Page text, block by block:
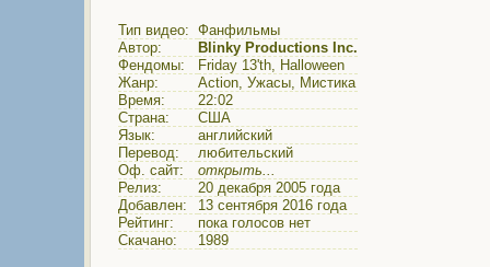
Тип видео: Фанфильмы
Автор:
Blinky Productions Inc.
Фендомы:
Friday 13'th, Halloween
Жанр:
Action, Ужасы, Мистика
Время:
22:02
Страна:
США
Язык:
английский
Перевод:
любительский
Оф. сайт:
открыть...
Релиз:
20 декабря 2005 года
Добавлен:
13 сентября 2016 года
Рейтинг:
пока голосов нет
Скачано:
1989